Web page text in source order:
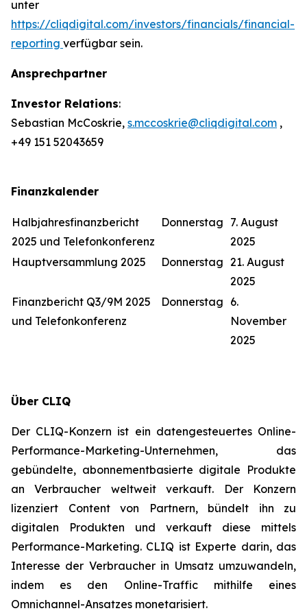
unter
https://cliqdigital.com/investors/financials/financial-
reporting verfügbar sein.
Ansprechpartner
Investor Relations:
Sebastian McCoskrie, s.mccoskrie@cliqdigital.com ,
+49 151 52043659
Finanzkalender
Halbjahresfinanzbericht
2025 und Telefonkonferenz
Donnerstag 7. August
2025
Hauptversammlung 2025
Donnerstag 21. August
2025
Finanzbericht Q3/9M 2025
und Telefonkonferenz
Donnerstag 6.
November
2025
Über CLIQ
Der CLIQ-Konzern ist ein datengesteuertes Online-
Performance-Marketing-Unternehmen, das
gebündelte, abonnementbasierte digitale Produkte
an Verbraucher weltweit verkauft. Der Konzern
lizenziert Content von Partnern, bündelt ihn zu
digitalen Produkten und verkauft diese mittels
Performance-Marketing. CLIQ ist Experte darin, das
Interesse der Verbraucher in Umsatz umzuwandeln,
indem es den Online-Traffic mithilfe eines
Omnichannel-Ansatzes monetarisiert.